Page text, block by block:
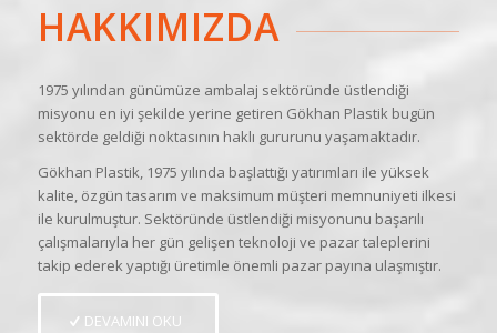
HAKKIMIZDA
1975 yılından günümüze ambalaj sektöründe üstlendiği
misyonu en iyi şekilde yerine getiren Gökhan Plastik bugün
sektörde geldiği noktasının haklı gururunu yaşamaktadır.
Gökhan Plastik, 1975 yılında başlattığı yatırımları ile yüksek
kalite, özgün tasarım ve maksimum müşteri memnuniyeti ilkesi
ile kurulmuştur. Sektöründe üstlendiği misyonunu başarılı
çalışmalarıyla her gün gelişen teknoloji ve pazar taleplerini
takip ederek yaptığı üretimle önemli pazar payına ulaşmıştır.
DEVAMINI OKU